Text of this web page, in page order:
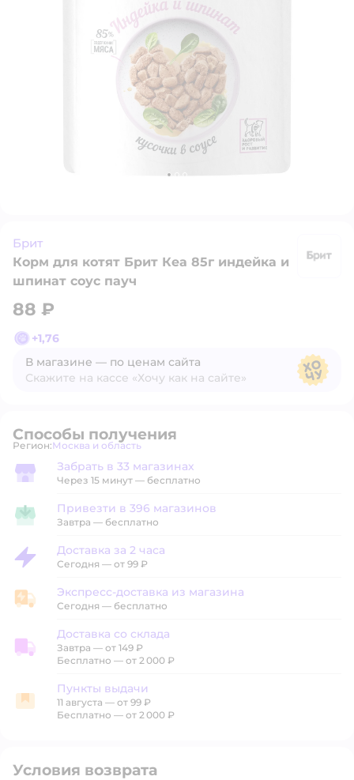
Брит
Корм для котят Брит Кеа 85г индейка и
шпинат соус пауч
88 ₽
+1,76
В магазине — по ценам сайта
Скажите на кассе «Хочу как на сайте»
Способы получения
Регион: Выбор адреса доставки.
Москва и область
Забрать в магазине
Забрать в 33 магазинах
Через 15 минут — бесплатно
Привезти в магазин
Привезти в 396 магазинов
Завтра — бесплатно
Доставка за 2 часа
Доставка за 2 часа
Сегодня — от 99 ₽
Экспресс-доставка из магазина
Экспресс-доставка из магазина
Сегодня — бесплатно
Доставка со склада
Доставка со склада
Завтра — от 149 ₽
Бесплатно — от 2 000 ₽
Пункты выдачи
Пункты выдачи
11 августа — от 99 ₽
Бесплатно — от 2 000 ₽
Условия возврата